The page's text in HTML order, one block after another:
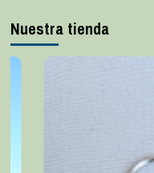
Nuestra tienda